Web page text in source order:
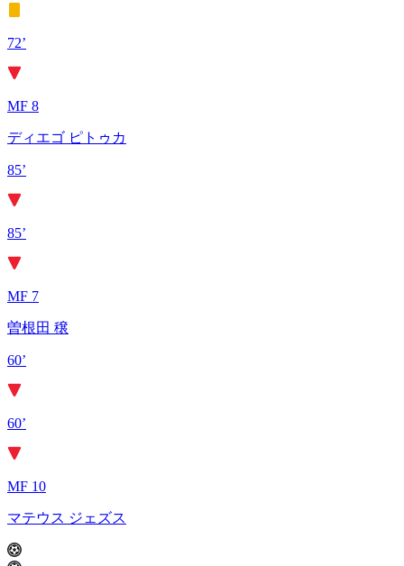
72’
MF 8
ディエゴ ピトゥカ
85’
85’
MF 7
曽根田 穣
60’
60’
MF 10
マテウス ジェズス